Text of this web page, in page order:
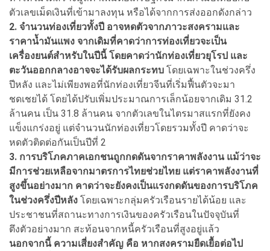
ตัวเลขเม็ดเงินที่เข้ามาลงทุน หรือได้จากการส่งออกดังกล่าว
2. จำนวนท่องเที่ยวทั้งปี อาจหดตัวจากภาวะสงครามและ
ราคาน้ำมันแพง จากเดิมที่คาดว่าการท่องเที่ยวจะเป็น
เครื่องยนต์สำหรับในปีนี้ โดยคาดว่านักท่องเที่ยวยุโรป และ
ตะวันออกกลางอาจจะได้รับผลกระทบ โดยเฉพาะในช่วงครึ่ง
ปีหลัง และไม่เพียงพอที่นักท่องเที่ยวจีนที่เริ่มฟื้นตัวจะมา
ชดเชยได้ โดยได้ปรับเพิ่มประมาณการเล็กน้อยจากเดิม 31.2
ล้านคน เป็น 31.8 ล้านคน จากตัวเลขในไตรมาสแรกที่ยังคง
แข็งแกร่งอยู่ แต่จำนวนนักท่องเที่ยวโดยรวมทั้งปี คาดว่าจะ
หดตัวติดต่อกันเป็นปีที่ 2
3. การบริโภคภาคเอกชนถูกกดดันจากราคาพลังงาน แม้ว่าจะ
มีการช่วยเหลือจากมาตรการไทยช่วยไทย แต่ราคาพลังงานที่
สูงขึ้นอย่างมาก คาดว่าจะยังคงเป็นแรงกดดันของการบริโภค
ในช่วงครึ่งปีหลัง โดยเฉพาะกลุ่มครัวเรือนรายได้น้อย และ
ประชาชนที่สถานะทางการเงินของครัวเรือนในปัจจุบันที่
ตึงตัวอย่างมาก สะท้อนจากหนี้ครัวเรือนที่สูงอยู่แล้ว
นอกจากนี้ ความเสี่ยงสำคัญ คือ หากสงครามยืดเยื้อต่อไป